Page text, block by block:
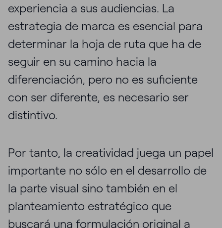
experiencia a sus audiencias. La
estrategia de marca es esencial para
determinar la hoja de ruta que ha de
seguir en su camino hacia la
diferenciación, pero no es suficiente
con ser diferente, es necesario ser
distintivo.
Por tanto, la creatividad juega un papel
importante no sólo en el desarrollo de
la parte visual sino también en el
planteamiento estratégico que
buscará una formulación original a